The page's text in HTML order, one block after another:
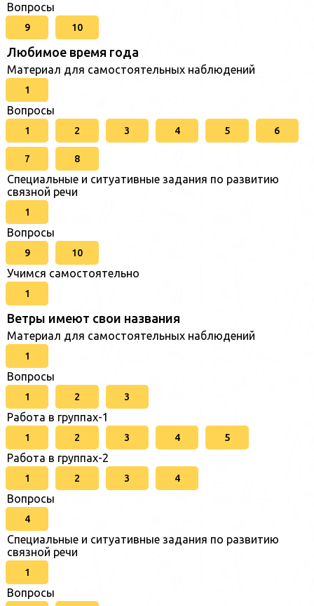
Вопросы
9 10
Любимое время года
Материал для самостоятельных наблюдений
1
Вопросы
1 2 3 4 5 6
7 8
Специальные и ситуативные задания по развитию
связной речи
1
Вопросы
9 10
Учимся самостоятельно
1
Ветры имеют свои названия
Материал для самостоятельных наблюдений
1
Вопросы
1 2 3
Работа в группах-1
1 2 3 4 5
Работа в группах-2
1 2 3 4
Вопросы
4
Специальные и ситуативные задания по развитию
связной речи
1
Вопросы